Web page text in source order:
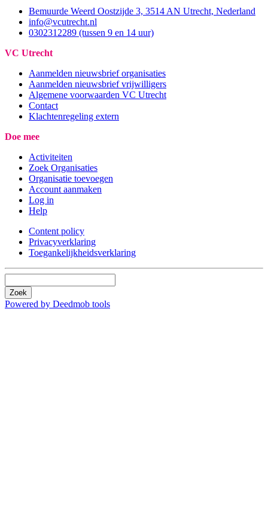
Bemuurde Weerd Oostzijde 3, 3514 AN Utrecht, Nederland
info@vcutrecht.nl
0302312289 (tussen 9 en 14 uur)
VC Utrecht
Aanmelden nieuwsbrief organisaties
Aanmelden nieuwsbrief vrijwilligers
Algemene voorwaarden VC Utrecht
Contact
Klachtenregeling extern
Doe mee
Activiteiten
Zoek Organisaties
Organisatie toevoegen
Account aanmaken
Log in
Help
Content policy
Privacyverklaring
Toegankelijkheidsverklaring
Zoek
Powered by Deedmob tools